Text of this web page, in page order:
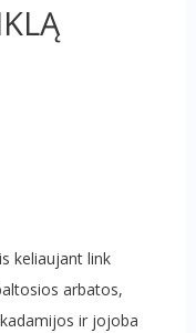
keliaujant link
arbatos,
ir jojoba